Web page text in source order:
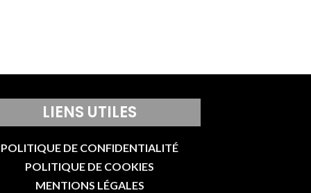
LIENS UTILES
POLITIQUE DE CONFIDENTIALITÉ
POLITIQUE DE COOKIES
MENTIONS LÉGALES